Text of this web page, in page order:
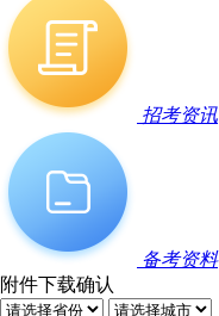
招考资讯
备考资料
附件下载确认